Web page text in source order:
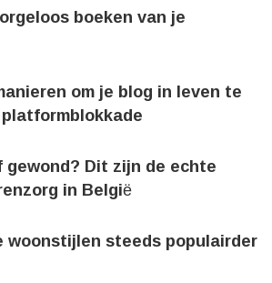
boeken van je
om je blog in leven te
Dit zijn de echte
in België
woonstijlen steeds populairder